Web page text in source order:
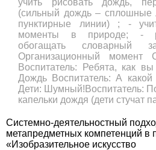
учить рисовать дождь,
(сильный дождь – сплошные
пунктирные линии) ; -
моменты в природе; -
обогащать словарный
Организационный момент
Воспитатель: Ребята, как
Дождь Воспитатель: А
Дети: Шумный!Воспитатель:
капельки дождя (дети стучат
Системно-деятельностный
метапредметных компетенций в
«Изобразительное искусство